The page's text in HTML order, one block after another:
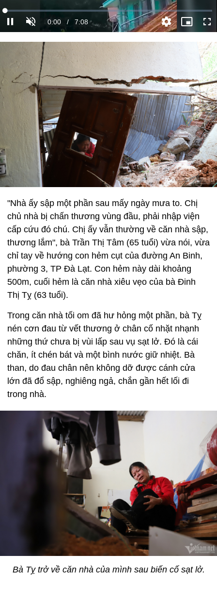
"Nhà ấy sập một phần sau mấy ngày mưa to. Chị
chủ nhà bị chấn thương vùng đầu, phải nhập viện
cấp cứu đó chú. Chị ấy vẫn thường về căn nhà sập,
thương lắm", bà Trần Thị Tâm (65 tuổi) vừa nói, vừa
chỉ tay về hướng con hẻm cụt của đường An Binh,
phường 3, TP Đà Lạt. Con hẻm này dài khoảng
500m, cuối hẻm là căn nhà xiêu vẹo của bà Đinh
Thị Tỵ (63 tuổi).
Trong căn nhà tối om đã hư hỏng một phần, bà Tỵ
nén cơn đau từ vết thương ở chân cố nhặt nhạnh
những thứ chưa bị vùi lấp sau vụ sạt lở. Đó là cái
chăn, ít chén bát và một bình nước giữ nhiệt. Bà
than, do đau chân nên không dỡ được cánh cửa
lớn đã đổ sập, nghiêng ngả, chắn gần hết lối đi
trong nhà.
Bà Tỵ trở về căn nhà của mình sau biến cố sạt lở.